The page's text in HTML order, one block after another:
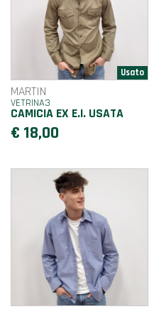
MARTIN
VETRINA3
CAMICIA EX E.I. USATA
€ 18,00